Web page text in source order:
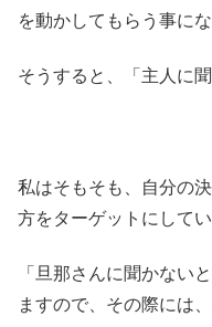
を動かしてもらう事にな
そうすると、「主人に
私はそもそも、自分の
方をターゲットにしてい
「旦那さんに聞かない
ますので、その際には